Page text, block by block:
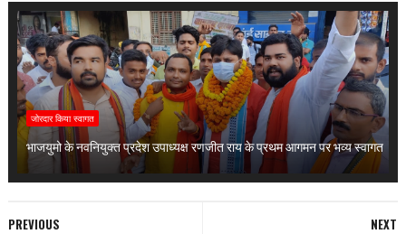
जोरदार किया स्वागत
भाजयुमो के नवनियुक्त प्रदेश उपाध्यक्ष रणजीत राय के प्रथम आगमन पर भव्य स्वागत
NEXT
PREVIOUS